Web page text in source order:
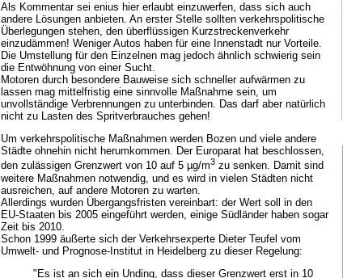
Als Kommentar sei enius hier erlaubt einzuwerfen, dass sich auch
andere Lösungen anbieten. An erster Stelle sollten verkehrspolitische
Überlegungen stehen, den überflüssigen Kurzstreckenverkehr
einzudämmen! Weniger Autos haben für eine Innenstadt nur Vorteile.
Die Umstellung für den Einzelnen mag jedoch ähnlich schwierig sein
die Entwöhnung von einer Sucht.
Motoren durch besondere Bauweise sich schneller aufwärmen zu
lassen mag mittelfristig eine sinnvolle Maßnahme sein, um
unvollständige Verbrennungen zu unterbinden. Das darf aber natürlich
nicht zu Lasten des Spritverbrauches gehen!
Um verkehrspolitische Maßnahmen werden Bozen und viele andere
Städte ohnehin nicht herumkommen. Der Europarat hat beschlossen,
den zulässigen Grenzwert von 10 auf 5 µg/m3zu senken. Damit sind
weitere Maßnahmen notwendig, und es wird in vielen Städten nicht
ausreichen, auf andere Motoren zu warten.
Allerdings wurden Übergangsfristen vereinbart: der Wert soll in den
EU-Staaten bis 2005 eingeführt werden, einige Südländer haben sogar
Zeit bis 2010.
Schon 1999 äußerte sich der Verkehrsexperte Dieter Teufel vom
Umwelt- und Prognose-Institut in Heidelberg zu dieser Regelung:
"Es ist an sich ein Unding, dass dieser Grenzwert erst in 10